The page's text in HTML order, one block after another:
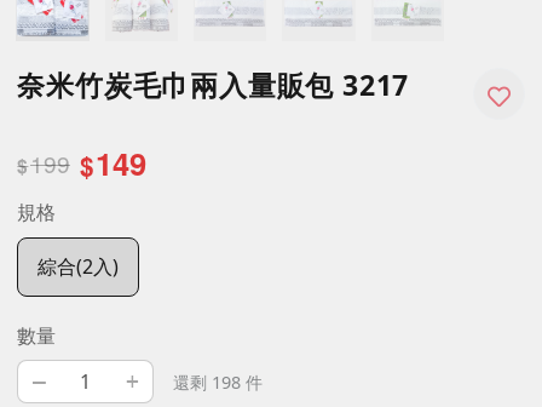
奈米竹炭毛巾兩入量販包 3217
$199 $149
規格
綜合(2入)
數量
– + 還剩 198 件